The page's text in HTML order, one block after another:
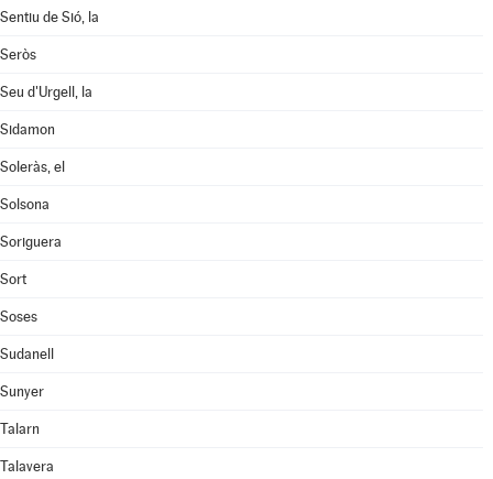
Sentiu de Sió, la
Seròs
Seu d'Urgell, la
Sidamon
Soleràs, el
Solsona
Soriguera
Sort
Soses
Sudanell
Sunyer
Talarn
Talavera